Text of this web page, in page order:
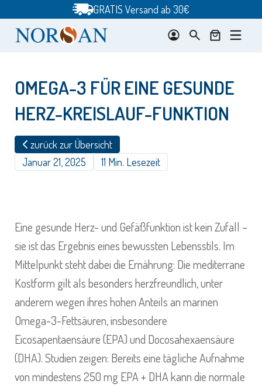
springen
GRATIS Versand ab 30€
OMEGA-3 FÜR EINE GESUNDE
HERZ-KREISLAUF-FUNKTION
zurück zur Übersicht
Januar 21, 2025
11 Min. Lesezeit
Eine gesunde Herz- und Gefäßfunktion ist kein Zufall –
sie ist das Ergebnis eines bewussten Lebensstils. Im
Mittelpunkt steht dabei die Ernährung: Die mediterrane
Kostform gilt als besonders herzfreundlich, unter
anderem wegen ihres hohen Anteils an marinen
Omega-3-Fettsäuren, insbesondere
Eicosapentaensäure (EPA) und Docosahexaensäure
(DHA). Studien zeigen: Bereits eine tägliche Aufnahme
von mindestens 250 mg EPA + DHA kann die normale